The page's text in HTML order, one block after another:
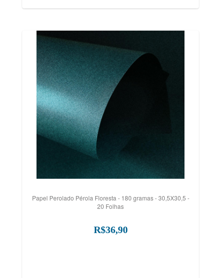
Papel Perolado Pérola Floresta - 180 gramas - 30,5X30,5 -
20 Folhas
R$36,90